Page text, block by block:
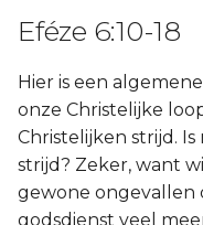
Eféze 6:10-18
Hier is een
onze Christelijke
Christelijken strijd.
strijd? Zeker, want
gewone ongevallen
godsdienst veel